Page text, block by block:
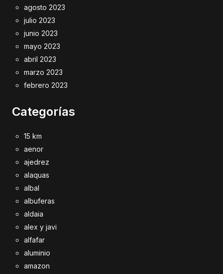
agosto 2023
julio 2023
junio 2023
mayo 2023
abril 2023
marzo 2023
febrero 2023
Categorías
15 km
aenor
ajedrez
alaquas
albal
albuferas
aldaia
alex y javi
alfafar
aluminio
amazon